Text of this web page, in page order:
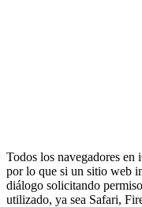
Todos los navegadores
por lo que si un sitio web
diálogo solicitando
utilizado, ya sea Safari,